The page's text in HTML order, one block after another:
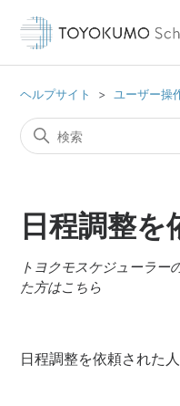
ヘルプサイト ユーザー操
日程調整を
トヨクモスケジューラー
た方はこちら
日程調整を依頼された